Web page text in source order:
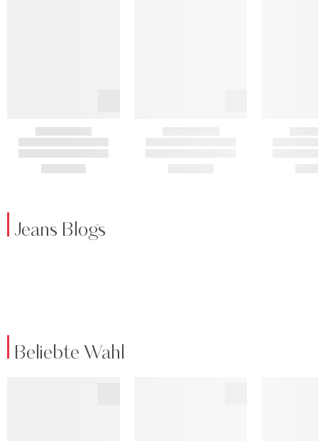
Jeans Blogs
Beliebte Wahl